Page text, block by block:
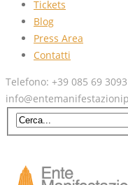
Tickets
Blog
Press Area
Contatti
Telefono: +39 085 69 3093